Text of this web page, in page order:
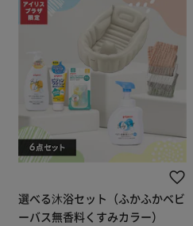
選べる沐浴セット（ふかふかベビ
ーバス無香料くすみカラー）